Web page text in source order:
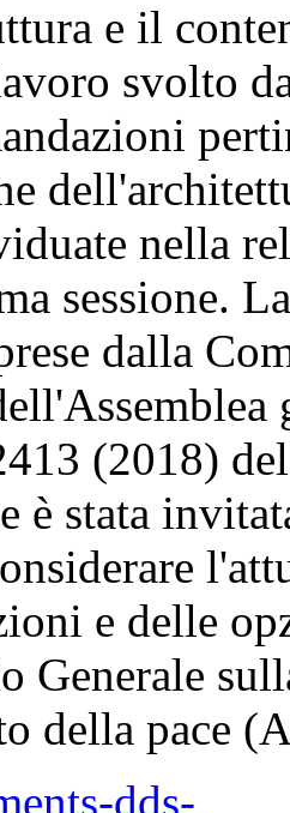
e il
svolto
nella
sessione.
dalla
(2018)
è stata
e delle
Generale
della pace
dds-